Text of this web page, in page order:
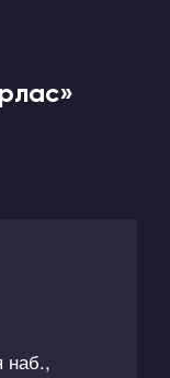
наб.,